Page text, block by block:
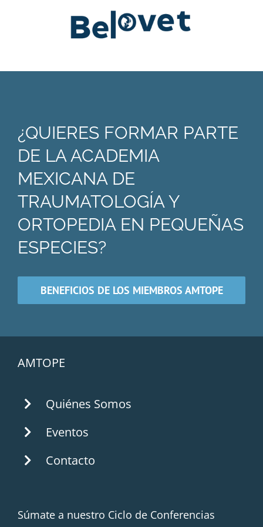
¿QUIERES FORMAR PARTE
DE LA ACADEMIA
MEXICANA DE
TRAUMATOLOGÍA Y
ORTOPEDIA EN PEQUEÑAS
ESPECIES?
BENEFICIOS DE LOS MIEMBROS AMTOPE
AMTOPE
Quiénes Somos
Eventos
Contacto
Súmate a nuestro Ciclo de Conferencias